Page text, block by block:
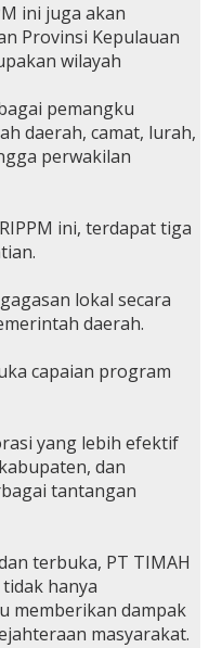
ini juga akan
Provinsi Kepulauan
wilayah
pemangku
daerah, camat, lurah,
perwakilan
ini, terdapat tiga
lokal secara
daerah.
capaian program
yang lebih efektif
dan
tantangan
terbuka, PT TIMAH
hanya
memberikan dampak
masyarakat.